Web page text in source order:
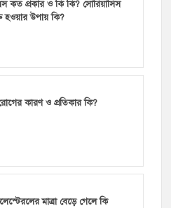
কত প্রকার ও কি কি? সোরিয়াসিস
হওয়ার উপায় কি?
কারণ ও প্রতিকার কি?
মাত্রা বেড়ে গেলে কি